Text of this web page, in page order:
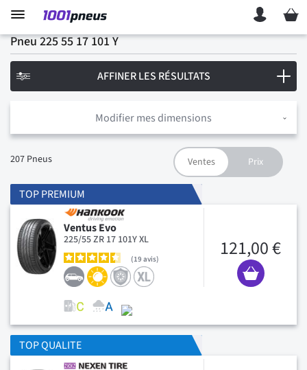
Mon
Pneu 225 55 17 101 Y
Modifier mes dimensions
207 Pneus
TOP PREMIUM
Ventus Evo
225/55 ZR 17 101Y XL
19 avis 121,00 €
TOP QUALITE
AFFINER LES RÉSULTATS